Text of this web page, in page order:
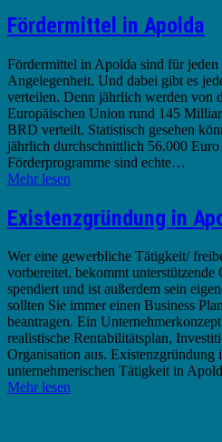
Fördermittel in Apolda
Fördermittel in Apolda sind für jeden
Angelegenheit. Und dabei gibt es
verteilen. Denn jährlich werden von
Europäischen Union rund 145
BRD verteilt. Statistisch gesehen
jährlich durchschnittlich 56.000
Förderprogramme sind echte…
Mehr lesen
Existenzgründung in
Wer eine gewerbliche Tätigkeit/
vorbereitet, bekommt unterstützende
spendiert und ist außerdem sein
sollten Sie immer einen Business
beantragen. Ein
realistische Rentabilitätsplan,
Organisation aus. Existenzgründung
unternehmerischen Tätigkeit in
Mehr lesen